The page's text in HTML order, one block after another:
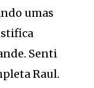
umas
Senti
Raul.